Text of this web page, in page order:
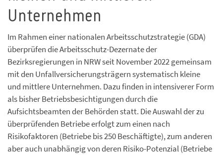
Unternehmen
Im Rahmen einer nationalen Arbeitsschutzstrategie (GDA)
überprüfen die Arbeitsschutz-Dezernate der
Bezirksregierungen in NRW seit November 2022 gemeinsam
mit den Unfallversicherungsträgern systematisch kleine
und mittlere Unternehmen. Dazu finden in intensiverer Form
als bisher Betriebsbesichtigungen durch die
Aufsichtsbeamten der Behörden statt. Die Auswahl der zu
überprüfenden Betriebe erfolgt zum einen nach
Risikofaktoren (Betriebe bis 250 Beschäftigte), zum anderen
aber auch unabhängig von deren Risiko-Potenzial (Betriebe